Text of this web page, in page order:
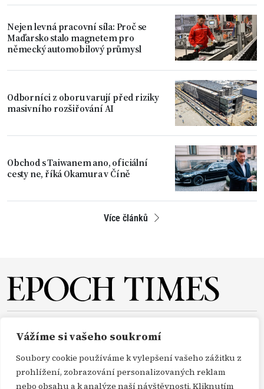
Vážíme si vašeho soukromí
Soubory cookie používáme k vylepšení vašeho zážitku z
prohlížení, zobrazování personalizovaných reklam
nebo obsahu a k analýze naší návštěvnosti. Kliknutím
Nejen levná pracovní síla: Proč se
Maďarsko stalo magnetem pro
německý automobilový průmysl
Odborníci z oboru varují před riziky
masivního rozšiřování AI
Obchod s Taiwanem ano, oficiální
cesty ne, říká Okamura v Číně
Více článků
OBCHODNÍ PODMÍNKY